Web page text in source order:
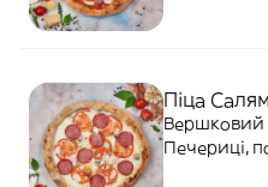
Піца
Вершковий
Печериці,